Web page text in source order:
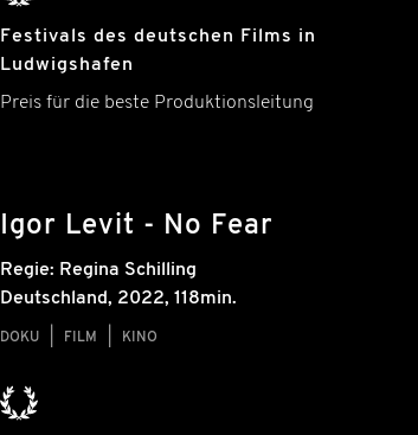
Festivals des deutschen Films in
Ludwigshafen
Preis für die beste Produktionsleitung
Igor Levit - No Fear
Regie: Regina Schilling
Deutschland, 2022, 118min.
DOKU FILM KINO